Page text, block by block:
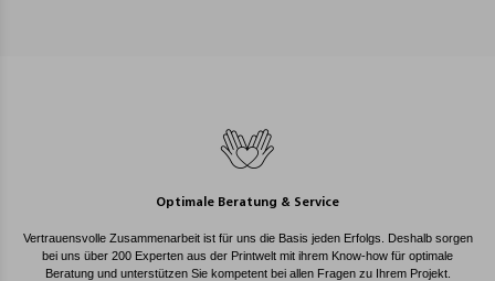
Optimale Beratung & Service
Vertrauensvolle Zusammenarbeit ist für uns die Basis jeden Erfolgs. Deshalb sorgen
bei uns über 200 Experten aus der Printwelt mit ihrem Know-how für optimale
Beratung und unterstützen Sie kompetent bei allen Fragen zu Ihrem Projekt.